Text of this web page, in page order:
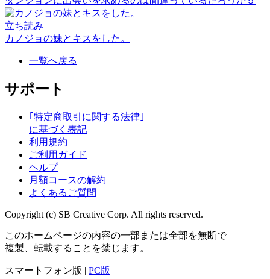
立ち読み
カノジョの妹とキスをした。
一覧へ戻る
サポート
｢特定商取引に関する法律｣
に基づく表記
利用規約
ご利用ガイド
ヘルプ
月額コースの解約
よくあるご質問
Copyright (c) SB Creative Corp. All rights reserved.
このホームページの内容の一部または全部を無断で
複製、転載することを禁じます。
スマートフォン版 | PC版